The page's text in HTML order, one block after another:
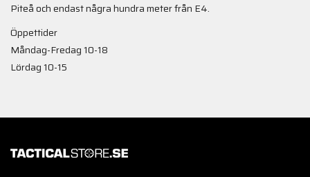
Piteå och endast några hundra meter från E4.
Öppettider
Måndag-Fredag 10-18
Lördag 10-15